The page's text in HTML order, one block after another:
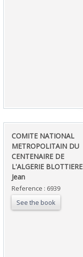
‎COMITE NATIONAL
METROPOLITAIN DU
CENTENAIRE DE
L'ALGERIE BLOTTIERE
Jean ‎
Reference : 6939
See the book